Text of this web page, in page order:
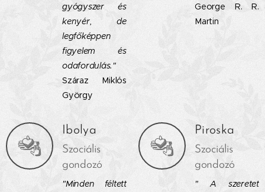
gyógyszer és
kenyér, de
legfőképpen
figyelem és
odafordulás."
Száraz Miklós
György
George R. R.
Martin
Ibolya
Szociális
gondozó
"Minden féltett
Piroska
Szociális
gondozó
"A szeretet